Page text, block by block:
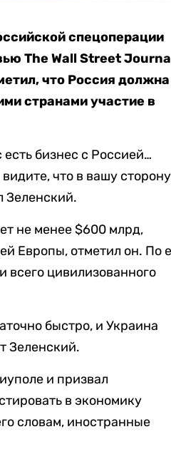
спецоперации
The Wall Street
что Россия должна
странами участие в
бизнес с Россией…
что в вашу сторону
Зеленский.
не менее $600 млрд,
Европы, отметил он. По
всего цивилизованного
быстро, и Украина
Зеленский.
и призвал
в экономику
словам, иностранные